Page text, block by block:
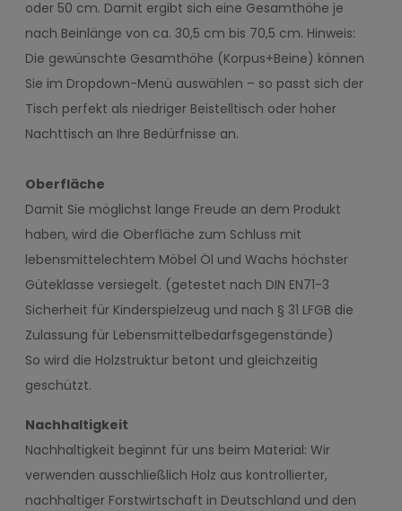
oder 50 cm. Damit ergibt sich eine Gesamthöhe je
nach Beinlänge von ca. 30,5 cm bis 70,5 cm. Hinweis:
Die gewünschte Gesamthöhe (Korpus+Beine) können
Sie im Dropdown-Menü auswählen – so passt sich der
Tisch perfekt als niedriger Beistelltisch oder hoher
Nachttisch an Ihre Bedürfnisse an.
Oberfläche
Damit Sie möglichst lange Freude an dem Produkt
haben, wird die Oberfläche zum Schluss mit
lebensmittelechtem Möbel Öl und Wachs höchster
Güteklasse versiegelt. (getestet nach DIN EN71-3
Sicherheit für Kinderspielzeug und nach § 31 LFGB die
Zulassung für Lebensmittelbedarfsgegenstände)
So wird die Holzstruktur betont und gleichzeitig
geschützt.
Nachhaltigkeit
Nachhaltigkeit beginnt für uns beim Material: Wir
verwenden ausschließlich Holz aus kontrollierter,
nachhaltiger Forstwirtschaft in Deutschland und den